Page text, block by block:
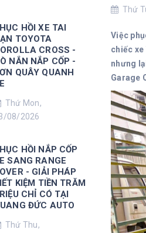
Thứ
Việc
chiếc xe
nhưng
Garage
HỒI XE TAI
TOYOTA
CROSS -
NẮN NẮP CỐP -
QUÂY QUANH
Thứ Mon,
08/2026
HỒI NẮP CỐP
SANG RANGE
- GIẢI PHÁP
KIỆM TIỀN TRĂM
CHỈ CÓ TẠI
ĐỨC AUTO
Thứ Thu,